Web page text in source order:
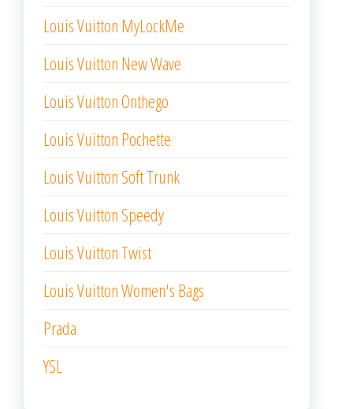
Louis Vuitton MyLockMe
Louis Vuitton New Wave
Louis Vuitton Onthego
Louis Vuitton Pochette
Louis Vuitton Soft Trunk
Louis Vuitton Speedy
Louis Vuitton Twist
Louis Vuitton Women's Bags
Prada
YSL